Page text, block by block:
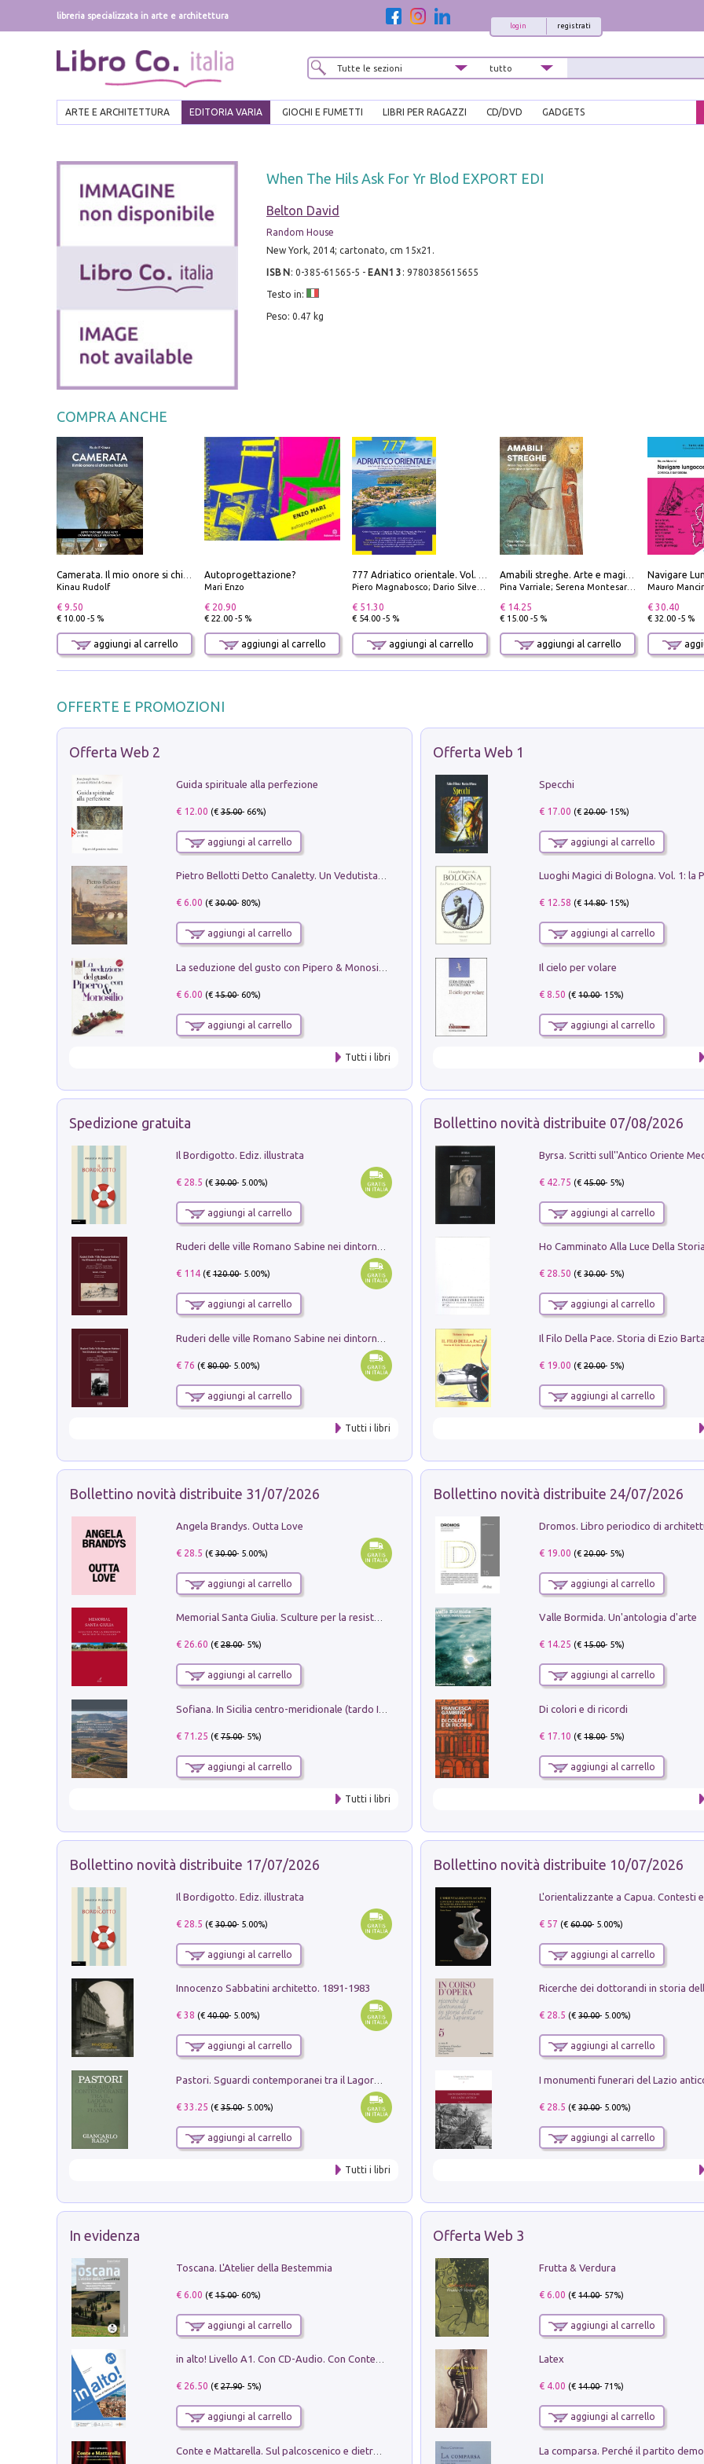
libreria specializzata in arte e architettura
registrati
login
ARTE E ARCHITETTURA EDITORIA VARIA GIOCHI E FUMETTI LIBRI PER RAGAZZI CD/DVD GADGETS
When The Hils Ask For Yr Blod EXPORT EDI
Belton David
Random House
New York, 2014; cartonato, cm 15x21.
ISBN : 0-385-61565-5 - EAN13 : 9780385615655
Testo in:
Peso: 0.47 kg
COMPRA ANCHE
Camerata. Il mio onore si chiama fedeltà
Kinau Rudolf
€ 9.50
€ 10.00 -5 %
aggiungi al carrello
Autoprogettazione?
Mari Enzo
€ 20.90
€ 22.00 -5 %
aggiungi al carrello
777 Adriatico orientale. Vol. 1: Istria, Costa della Dalmazia da Smrika a Zara, Isole del Quarnaro, Pag, Arcipelaghi di Zara, Sibenico e Incoronate
Piero Magnabosco; Dario Silvestro; Marco Sbrizzi
€ 51.30
€ 54.00 -5 %
aggiungi al carrello
Amabili streghe. Arte e magie di Leonora Carrington e Remedios Varo
Pina Varriale; Serena Montesarchio
€ 14.25
€ 15.00 -5 %
aggiungi al carrello
Mauro
€ 30.40
€ 32.00 -5 %
OFFERTE E PROMOZIONI
Offerta Web 2
Guida spirituale alla perfezione
€ 12.00 (€35.00- 66%)
aggiungi al carrello
Pietro Bellotti Detto Canaletty. Un Vedutista Veneziano nella Francia dell'Ancien Régime
€ 6.00 (€30.00- 80%)
aggiungi al carrello
€ 6.00 (€15.00- 60%)
aggiungi al carrello
Tutti i libri
Offerta Web 1
Specchi
€ 17.00 (€20.00- 15%)
aggiungi al carrello
€ 12.58 (€14.80- 15%)
aggiungi al carrello
Il cielo per volare
€ 8.50 (€10.00- 15%)
aggiungi al carrello
Spedizione gratuita
Il Bordigotto. Ediz. illustrata
€ 28.5 (€30.00- 5.00%)
aggiungi al carrello
Ruderi delle ville Romano Sabine nei dintorni di Poggio Mirteto. Illustrati dal dott.re prof.re cav.re Ercole Nardi regio ispettore degli scavi e monumenti. Anno 1885. Tavole e studio. Con 25 tavole fuori testo in cartella editoriale
€ 114(€120.00- 5.00%)
aggiungi al carrello
€ 76 (€80.00- 5.00%)
aggiungi al carrello
Tutti i libri
Bollettino novità distribuite 07/08/2026
€ 42.75 (€45.00- 5%)
aggiungi al carrello
€ 28.50 (€30.00- 5%)
aggiungi al carrello
€ 19.00 (€20.00- 5%)
aggiungi al carrello
Bollettino novità distribuite 31/07/2026
Angela Brandys. Outta Love
€ 28.5 (€30.00- 5.00%)
aggiungi al carrello
Memorial Santa Giulia. Sculture per la resistenza Monchio di Palagano
€ 26.60 (€28.00- 5%)
aggiungi al carrello
€ 71.25 (€75.00- 5%)
aggiungi al carrello
Tutti i libri
Bollettino novità distribuite 24/07/2026
€ 19.00 (€20.00- 5%)
aggiungi al carrello
Valle Bormida. Un'antologia d'arte
€ 14.25 (€15.00- 5%)
aggiungi al carrello
Di colori e di ricordi
€ 17.10 (€18.00- 5%)
aggiungi al carrello
Bollettino novità distribuite 17/07/2026
Il Bordigotto. Ediz. illustrata
€ 28.5 (€30.00- 5.00%)
aggiungi al carrello
Innocenzo Sabbatini architetto. 1891-1983
€ 38 (€40.00- 5.00%)
aggiungi al carrello
Pastori. Sguardi contemporanei tra il Lagorai e la pianura. Ediz. illustrata
€ 33.25 (€35.00- 5.00%)
aggiungi al carrello
Tutti i libri
Bollettino novità distribuite 10/07/2026
€ 57 (€60.00- 5.00%)
aggiungi al carrello
€ 28.5 (€30.00- 5.00%)
aggiungi al carrello
€ 28.5 (€30.00- 5.00%)
aggiungi al carrello
In evidenza
Toscana. L'Atelier della Bestemmia
€ 6.00 (€15.00- 60%)
aggiungi al carrello
in alto! Livello A1. Con CD-Audio. Con Contenuto digitale per accesso on line
€ 26.50 (€27.90- 5%)
aggiungi al carrello
Conte e Mattarella. Sul palcoscenico e dietro le quinte del Quirinale. Un racconto sulle istituzioni
Offerta Web 3
Frutta & Verdura
€ 6.00 (€14.00- 57%)
aggiungi al carrello
Latex
€ 4.00 (€14.00- 71%)
aggiungi al carrello